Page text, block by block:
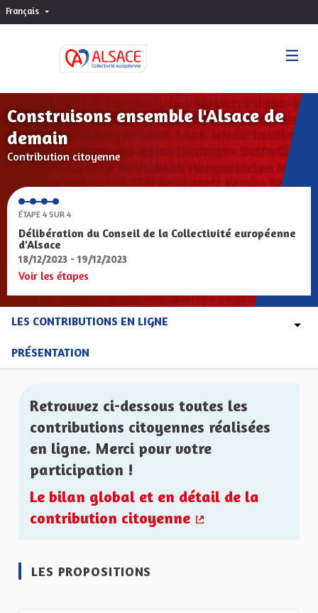
Français Choisir la langue
Construisons ensemble l'Alsace de
demain
Contribution citoyenne
ÉTAPE 4 SUR 4
Délibération du Conseil de la Collectivité européenne
d'Alsace
18/12/2023 - 19/12/2023
Voir les étapes
LES CONTRIBUTIONS EN LIGNE
PRÉSENTATION
Retrouvez ci-dessous toutes les
contributions citoyennes réalisées
en ligne. Merci pour votre
participation !
Le bilan global et en détail de la
contribution citoyenne
LES PROPOSITIONS